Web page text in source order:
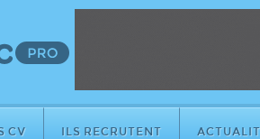
CV ILS RECRUTENT